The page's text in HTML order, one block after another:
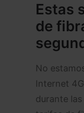
Estas
de
No
Internet
durante